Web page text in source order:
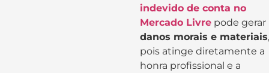
indevido de conta no
Mercado Livre pode gerar
danos morais e materiais,
pois atinge diretamente a
honra profissional e a